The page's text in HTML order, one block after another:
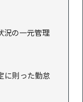
況の一元管理
に則った勤怠